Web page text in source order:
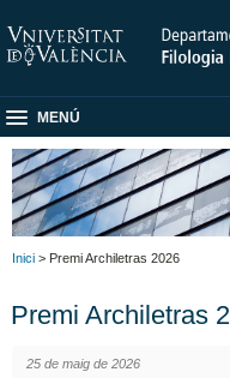
MENÚ
Inici > Premi Archiletras 2026
Premi Archiletras
25 de maig de 2026